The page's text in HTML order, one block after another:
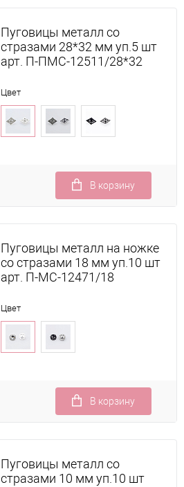
Пуговицы металл со
стразами 28*32 мм уп.5 шт
арт. П-ПМС-12511/28*32
Цвет
В корзину
Пуговицы металл на ножке
со стразами 18 мм уп.10 шт
арт. П-МС-12471/18
Цвет
В корзину
Пуговицы металл со
стразами 10 мм уп.10 шт